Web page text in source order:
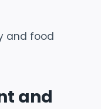
and food
and